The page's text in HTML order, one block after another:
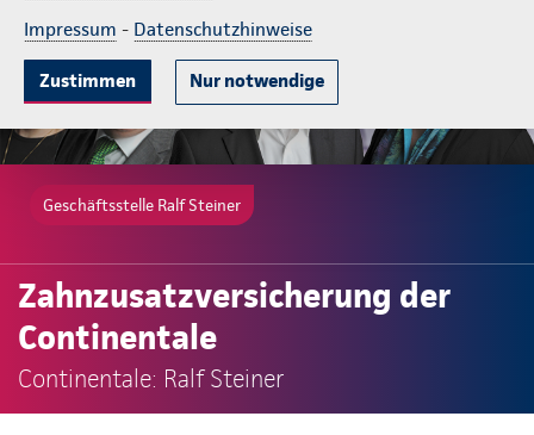
Impressum - Datenschutzhinweise
Zustimmen Nur notwendige
Geschäftsstelle Ralf Steiner
Zahnzusatzversicherung der
Continentale
Continentale: Ralf Steiner